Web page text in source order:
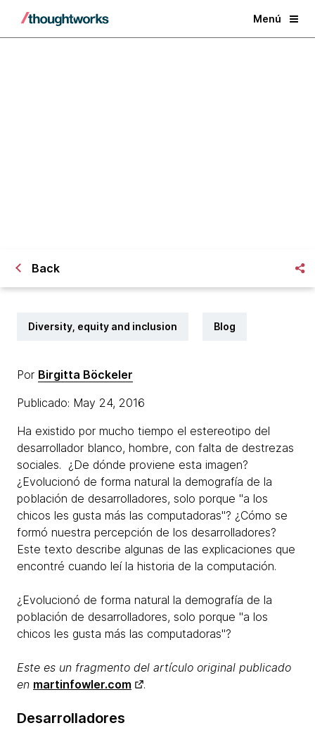
Menú
Back
Diversity, equity and inclusion Blog
Por Birgitta Böckeler
Publicado: May 24, 2016
Ha existido por mucho tiempo el estereotipo del
desarrollador blanco, hombre, con falta de destrezas
sociales. ¿De dónde proviene esta imagen?
¿Evolucionó de forma natural la demografía de la
población de desarrolladores, solo porque "a los
chicos les gusta más las computadoras"? ¿Cómo se
formó nuestra percepción de los desarrolladores?
Este texto describe algunas de las explicaciones que
encontré cuando leí la historia de la computación.
¿Evolucionó de forma natural la demografía de la
población de desarrolladores, solo porque "a los
chicos les gusta más​ las computadoras"?
Este es un fragmento del artículo original publicado
en martinfowler.com .​
Desarrolladores